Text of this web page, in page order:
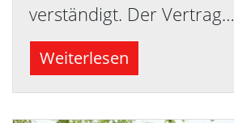
verständigt. Der Vertrag…
Weiterlesen